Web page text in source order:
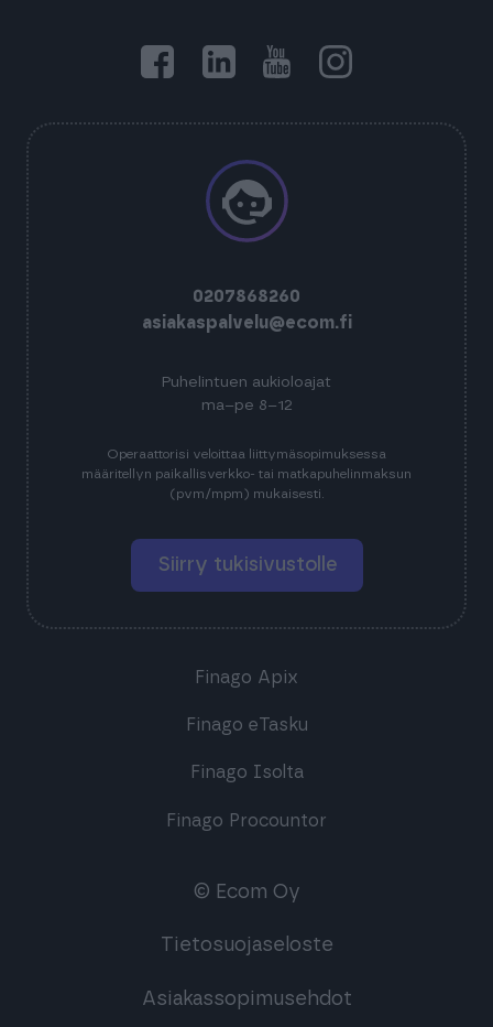
0207868260
asiakaspalvelu@ecom.fi
Puhelintuen aukioloajat
ma–pe 8–12
Operaattorisi veloittaa liittymäsopimuksessa
määritellyn paikallisverkko- tai matkapuhelinmaksun
(pvm/mpm) mukaisesti.
Siirry tukisivustolle
Finago Apix
Finago eTasku
Finago Isolta
Finago Procountor
© Ecom Oy
Tietosuojaseloste
Asiakassopimusehdot